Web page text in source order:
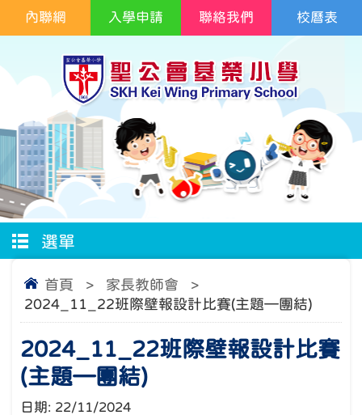
校曆表
內聯網 入學申請 聯絡我們
選單
首頁 > 家長教師會
>
2024_11_22班際壁報設計比賽(主題—團結)
2024_11_22班際壁報設計比賽
(主題—團結)
日期: 22/11/2024